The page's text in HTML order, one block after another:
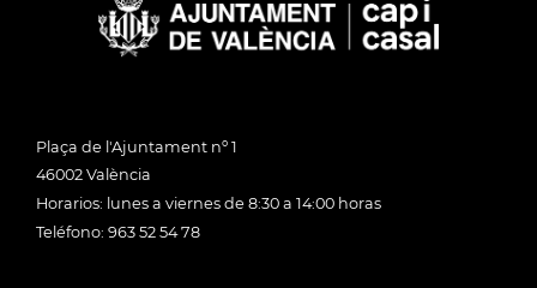
Plaça de l'Ajuntament nº 1
46002 València
Horarios: lunes a viernes de 8:30 a 14:00 horas
Teléfono: 963 52 54 78